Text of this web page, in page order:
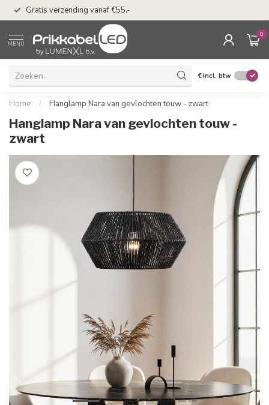
Gratis verzending vanaf €55,-
MENU
0
€Incl. btw
Home / Hanglamp Nara van gevlochten touw - zwart
Hanglamp Nara van gevlochten touw -
zwart